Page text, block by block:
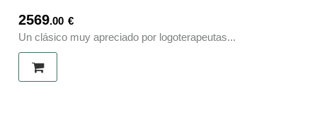
2569.00 €
Un clásico muy apreciado por logoterapeutas...